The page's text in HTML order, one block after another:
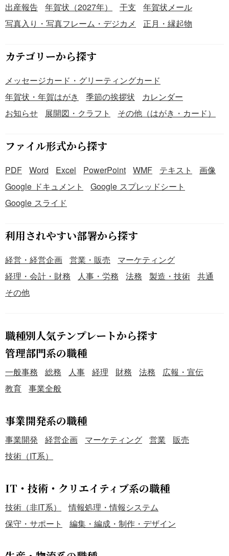
出産報告
年賀状（2027年） 干支
年賀状メール
写真入り・写真フレーム・デジカメ
正月・縁起物
カテゴリーから探す
メッセージカード・グリーティングカード
年賀状・年賀はがき
季節の挨拶状
カレンダー
お知らせ
展開図・クラフト その他（はがき・カード）
ファイル形式から探す
PDF Word Excel PowerPoint WMF テキスト
画像
Google ドキュメント
Google スプレッドシート
Google スライド
利用されやすい部署から探す
経営・経営企画 営業・販売
マーケティング
経理・会計・財務
人事・労務 法務 製造・技術
共通
その他
職種別人気テンプレートから探す
管理部門系の職種
一般事務 総務 人事 経理 財務 法務
広報・宣伝
教育
事業全般
事業開発系の職種
事業開発 経営企画 マーケティング 営業
販売
技術（IT系）
IT・技術・クリエイティブ系の職種
技術（非IT系）
情報処理・情報システム
保守・サポート
編集・編成・制作・デザイン